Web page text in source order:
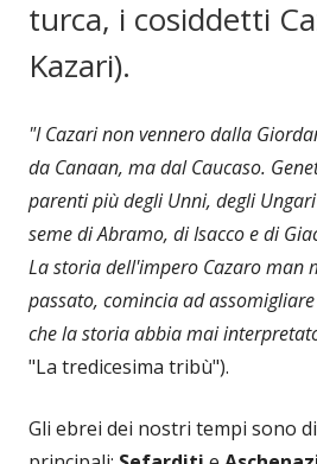
turca, i cosiddetti
Kazari).
"I Cazari non vennero dalla
da Canaan, ma dal Caucaso.
parenti più degli Unni, degli
seme di Abramo, di Isacco e di
La storia dell'impero Cazaro man
passato, comincia ad
che la storia abbia mai
"La tredicesima tribù").
Gli ebrei dei nostri tempi sono